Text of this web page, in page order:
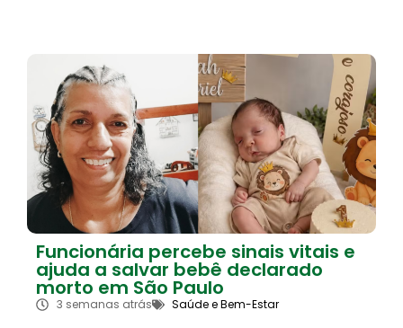
Funcionária percebe sinais vitais e
ajuda a salvar bebê declarado
morto em São Paulo
3 semanas atrás Saúde e Bem-Estar